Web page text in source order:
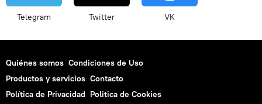
Telegram Twitter VK
Quiénes somos Condiciones de Uso
Productos y servicios Contacto
Política de Privacidad Politica de Cookies